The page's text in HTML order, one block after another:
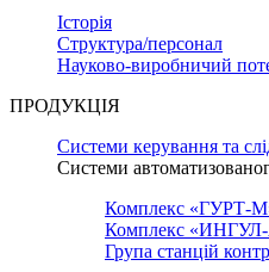
Історія
Структура/персонал
Науково-виробничий
ПРОДУКЦІЯ
Системи керування та
Системи
Комплекс «ГУРТ-
Комплекс
Група станцій